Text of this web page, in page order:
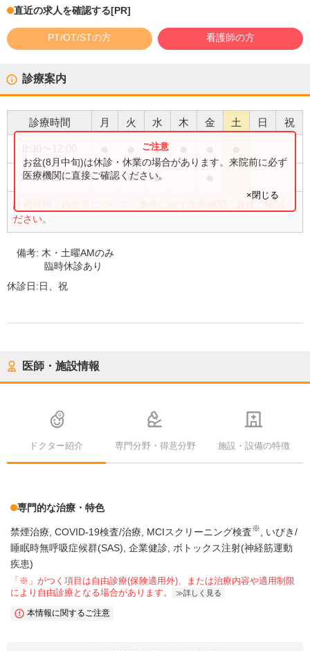
直近の求人を確認する[PR]
PT/OT/STの方 看護師の方
診療案内
診療時間 月 火 水 木 金 土 日 祝
●
14:00〜17:30 ● ● ●
診療時間・内容等について、事前に必ず医療機関に直接ご確認く
ださい。
お盆(8月中旬)は休診・休業の場合があります。来院前に必ず
医療機関に直接ご確認ください。
×閉じる
備考: 木・土曜AMのみ
臨時休診あり
休診日:日、祝
医師・施設情報
ドクター紹介 専門分野・得意分野 施設・設備の特徴
専門的な治療・特色
禁煙治療 COVID-19検査/治療 MCIスクリーニング検査※
いびき/
睡眠時無呼吸症候群(SAS) 企業健診 ボトックス注射(神経筋運動
疾患)
「※」がつく項目は自由診療(保険適用外)、または治療内容や適用制限
により自由診療となる場合があります。
詳しく見る
本情報に関するご注意